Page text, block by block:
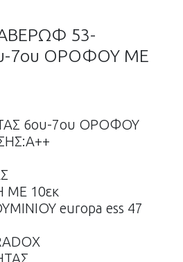
53-
7ου ΟΡΟΦΟΥ ΜΕ
6ου-7ου ΟΡΟΦΟΥ
10εκ
europa ess 47